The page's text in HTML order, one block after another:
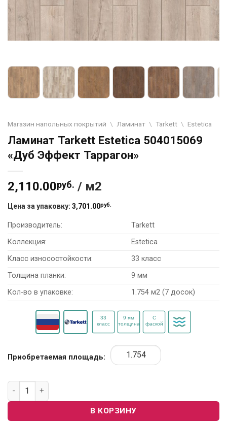
Магазин напольных покрытий \ Ламинат \ Tarkett \ Estetica
Ламинат Tarkett Estetica 504015069
«Дуб Эффект Таррагон»
2,110.00руб. / м2
Цена за упаковку: 3,701.00руб.
Производитель:
Tarkett
Коллекция:
Estetica
Класс износостойкости:
33 класс
Толщина планки:
9 мм
Кол-во в упаковке:
1.754 м2 (7 досок)
Приобретаемая площадь:
Количество товара Ламинат Tarkett Estetica 504015069
В КОРЗИНУ